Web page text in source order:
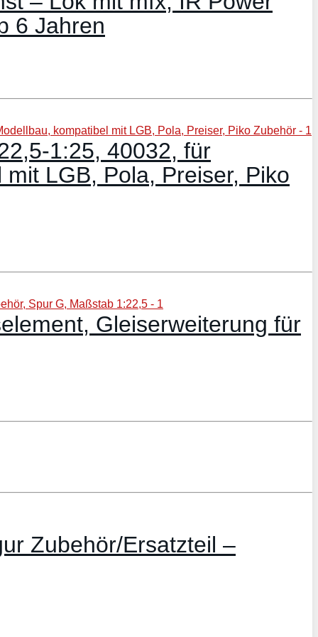
6 Jahren
1:25, 40032, für
LGB, Pola, Preiser, Piko
Gleiserweiterung für
Zubehör/Ersatzteil –